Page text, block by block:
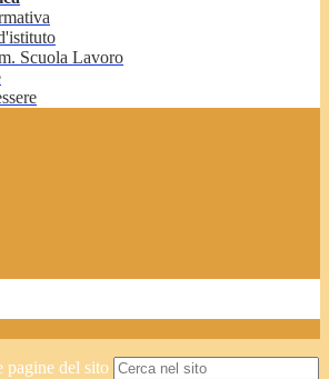
Scuola Lavoro
pagine del sito